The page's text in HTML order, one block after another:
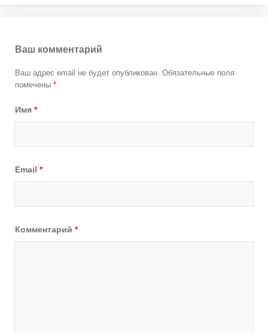
Ваш комментарий
Ваш адрес email не будет опубликован. Обязательные поля
помечены *
Имя *
Email *
Комментарий *